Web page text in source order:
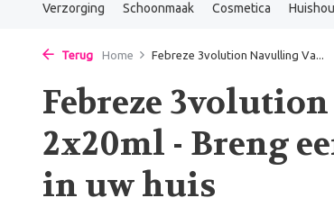
Verzorging Schoonmaak Cosmetica
Terug Home Febreze 3volution Navulling Va...
Febreze
2x20ml - Breng
in uw huis